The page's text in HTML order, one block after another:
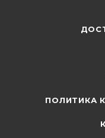
ПОЛИТИКА